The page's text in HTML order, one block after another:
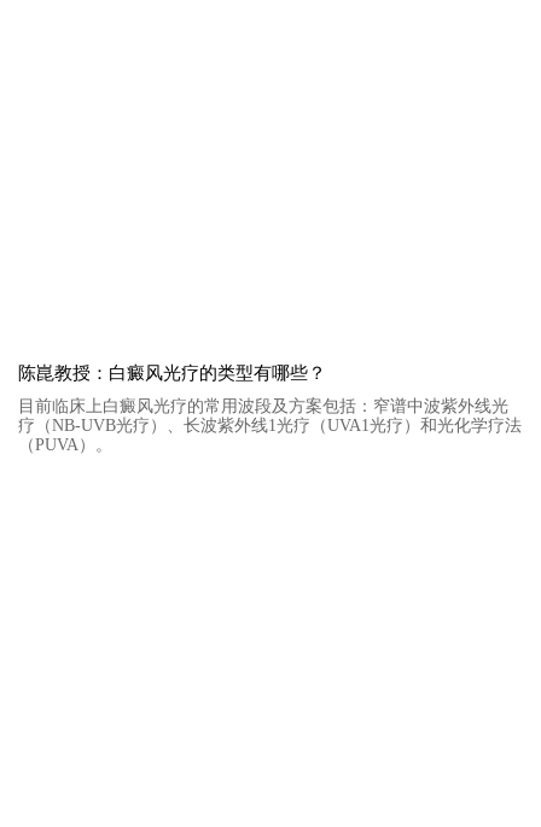
陈崑教授：白癜风光疗的类型有哪些？
目前临床上白癜风光疗的常用波段及方案包括：窄谱中波紫外线光
疗（NB-UVB光疗）、长波紫外线1光疗（UVA1光疗）和光化学疗法
（PUVA）。